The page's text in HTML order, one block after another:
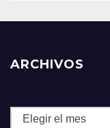
ARCHIVOS
Archivos